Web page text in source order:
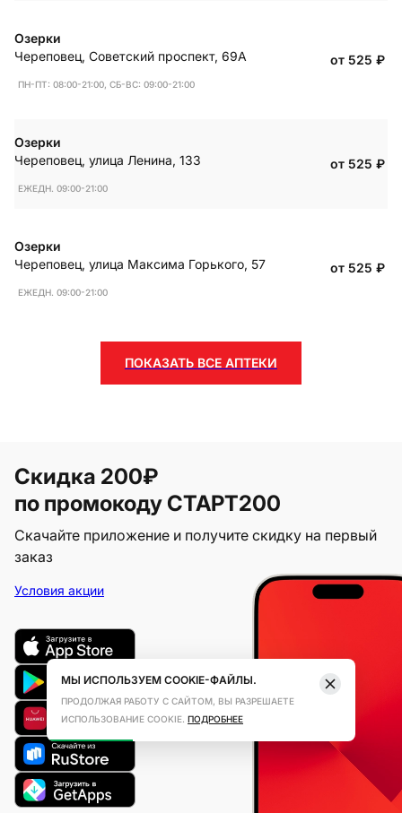
Озерки
Череповец, Советский проспект, 69А
ПН-ПТ: 08:00-21:00, СБ-ВС: 09:00-21:00
от 525 ₽
Озерки
Череповец, улица Ленина, 133
ЕЖЕДН. 09:00-21:00
от 525 ₽
Озерки
Череповец, улица Максима Горького, 57
ЕЖЕДН. 09:00-21:00
от 525 ₽
ПОКАЗАТЬ ВСЕ АПТЕКИ
Скидка 200₽
по промокоду СТАРТ200
Скачайте приложение и получите скидку на первый
заказ
Условия акции
МЫ ИСПОЛЬЗУЕМ COOKIE-ФАЙЛЫ.
ПРОДОЛЖАЯ РАБОТУ С САЙТОМ, ВЫ РАЗРЕШАЕТЕ
ИСПОЛЬЗОВАНИЕ COOKIE. ПОДРОБНЕЕ